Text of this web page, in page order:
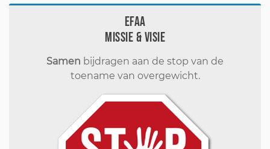
EFAA
Missie & visie
Samen bijdragen aan de stop van de
toename van overgewicht.